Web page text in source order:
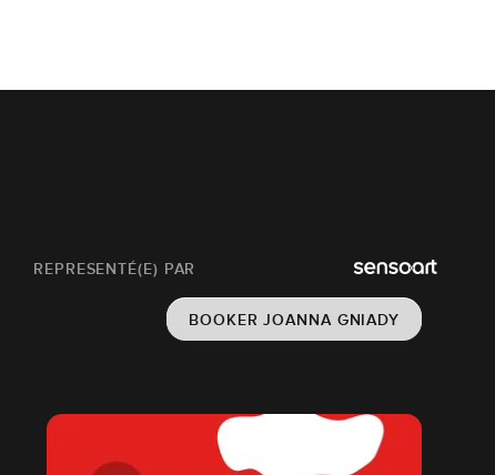
REPRESENTÉ(E) PAR
BOOKER JOANNA GNIADY